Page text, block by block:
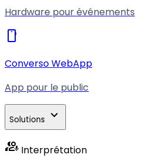
Hardware pour événements
smartphone
Converso WebApp
App pour le public
Solutions expand_more
interpreter_mode Interprétation